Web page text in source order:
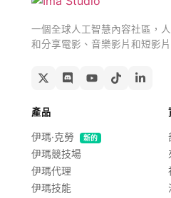
一個全球人工智慧內容社區，
和分享電影、音樂影片和短影
產品
伊瑪·克勞 新的
伊瑪競技場
伊瑪代理
伊瑪技能